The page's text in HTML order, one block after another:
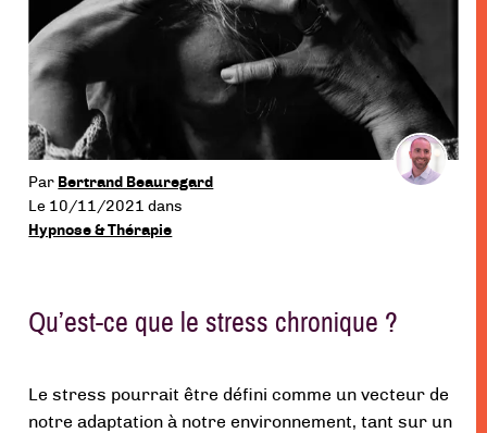
Par Bertrand Beauregard
Le 10/11/2021 dans
Hypnose & Thérapie
Qu’est-ce que le stress chronique ?
Le stress pourrait être défini comme un vecteur de
notre adaptation à notre environnement, tant sur un